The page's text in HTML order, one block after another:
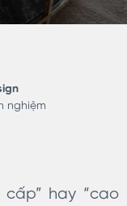
nghiệm
hay “cao